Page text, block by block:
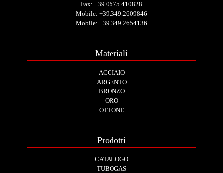
Fax: +39.0575.410828
Mobile: +39.349.2609846
Mobile: +39.349.2654136
Materiali
ACCIAIO
ARGENTO
BRONZO
ORO
OTTONE
Prodotti
CATALOGO
TUBOGAS